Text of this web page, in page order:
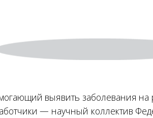
выявить заболевания
— научный коллектив